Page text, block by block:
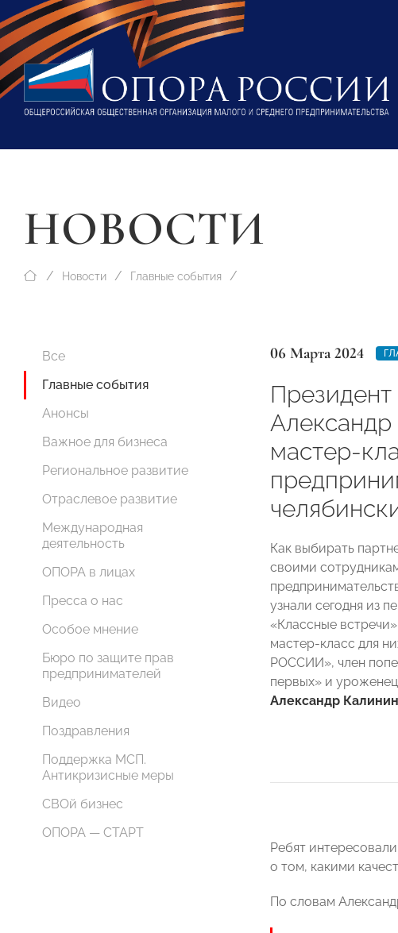
НОВОСТИ
Новости Главные события
Все
Главные события
Анонсы
Важное для бизнеса
Региональное развитие
Отраслевое развитие
Международная
деятельность
ОПОРА в лицах
Пресса о нас
Особое мнение
Бюро по защите прав
предпринимателей
Видео
Поздравления
Поддержка МСП.
Антикризисные меры
СВОй бизнес
ОПОРА — СТАРТ
06 Марта 2024
Как выбирать
своими
узнали сегодня из
«Классные
мастер-класс для
РОССИИ», член
первых» и
Александр Калинин
Ребят
о том, какими
По словам